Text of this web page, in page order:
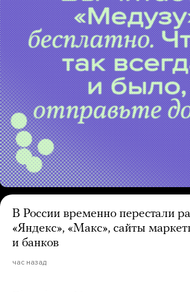
В России временно перестали
«Яндекс», «Макс», сайты
и банков
час назад